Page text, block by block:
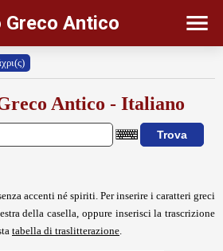
Greco Antico
Antico - Italiano
accenti né spiriti. Per inserire i caratteri greci
della casella, oppure inserisci la trascrizione
tabella di traslitterazione